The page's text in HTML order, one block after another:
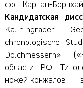
фон Карнап-
Кандидатская
Kaliningrader
chronologische
Dolchmessern»
области РФ.
ножей-конжалов